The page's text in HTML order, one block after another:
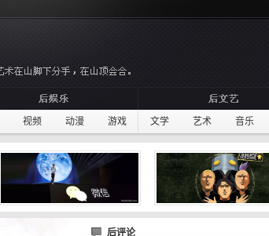
视频 动漫 游戏 文学 艺术 音乐
后评论